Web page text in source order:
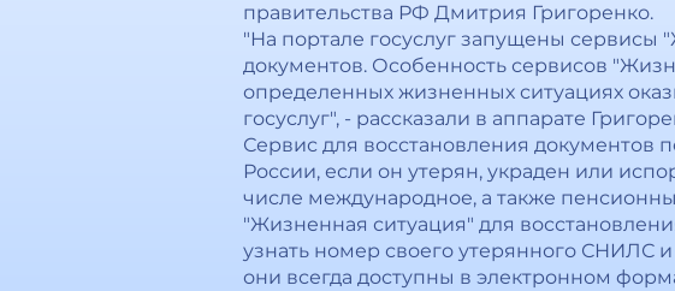
правительства РФ Дмитрия Григоренко.
"На портале госуслуг запущены сервисы
документов. Особенность сервисов
определенных жизненных ситуациях
госуслуг", - рассказали в аппарате
Сервис для восстановления документов
России, если он утерян, украден или
числе международное, а также
"Жизненная ситуация" для
узнать номер своего утерянного СНИЛС
они всегда доступны в электронном